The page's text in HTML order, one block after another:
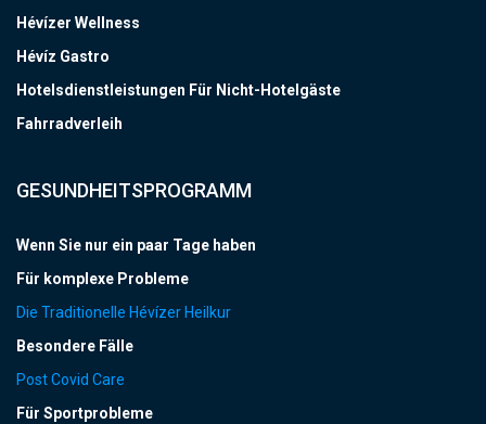
Hévízer Wellness
Hévíz Gastro
Hotelsdienstleistungen Für Nicht-Hotelgäste
Fahrradverleih
GESUNDHEITSPROGRAMM
Wenn Sie nur ein paar Tage haben
Für komplexe Probleme
Die Traditionelle Hévízer Heilkur
Besondere Fälle
Post Covid Care
Für Sportprobleme